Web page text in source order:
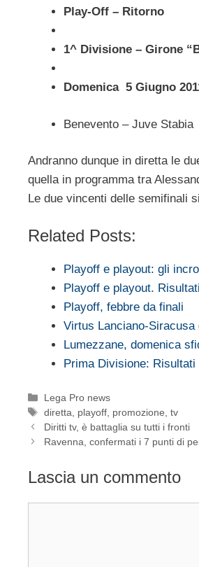
Play-Off – Ritorno
1^ Divisione – Girone
Domenica 5 Giugno
Benevento – Juve
Andranno dunque in diretta le
quella in programma tra
Le due vincenti delle semifinali
Related Posts:
Playoff e playout: gli
Playoff e playout.
Playoff, febbre da finali
Virtus Lanciano-
Lumezzane, domenica
Prima Divisione:
Categorie
Lega Pro news
Tag
diretta playoff promozione ,tv
Diritti tv, è battaglia su tutti i fronti
Ravenna, confermati i 7 punti di
Lascia un commento